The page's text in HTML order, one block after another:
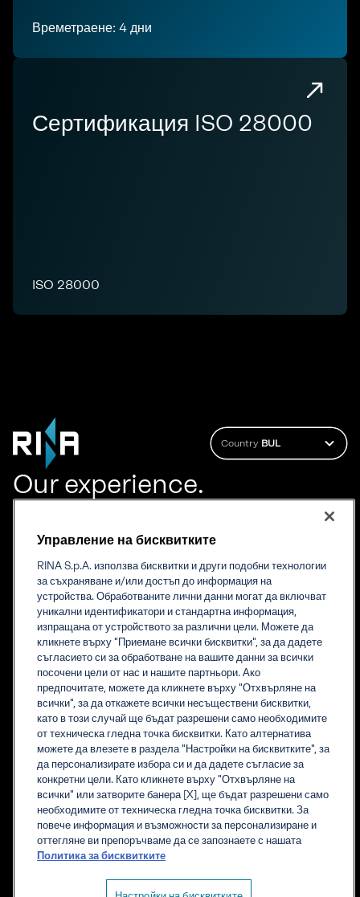
Времетраене: 4 дни
Сертификация ISO 28000
ISO 28000
Country BUL
Our experience.
RINA е основана на знания компания, която предоставя
и дигитални услуги в цял свят.
Дейност
Сертификация
Енергетика
Промишленост
Морска индустрия
Недвижими имоти
Транспорт и
инфраструктура
За нас
Накратко
Станете част от нашия екип
Съответствие
Контакти
Многообразие и
приобщаване
ESG и устойчивост
ESG в RINA: Градивно
Ценности
Разобличаване
Ресурси
RINA Акредитации
Компания
Поверителност
Управление на бисквитките
RINA S.p.A. използва бисквитки и други подобни технологии
за съхраняване и/или достъп до информация на
устройства. Обработваните лични данни могат да включват
уникални идентификатори и стандартна информация,
изпращана от устройството за различни цели. Можете да
кликнете върху "Приемане всички бисквитки", за да дадете
съгласието си за обработване на вашите данни за всички
посочени цели от нас и нашите партньори. Ако
предпочитате, можете да кликнете върху "Отхвърляне на
всички", за да откажете всички несъществени бисквитки,
като в този случай ще бъдат разрешени само необходимите
от техническа гледна точка бисквитки. Като алтернатива
можете да влезете в раздела "Настройки на бисквитките", за
да персонализирате избора си и да дадете съгласие за
конкретни цели. Като кликнете върху "Отхвърляне на
всички" или затворите банера [X], ще бъдат разрешени само
необходимите от техническа гледна точка бисквитки. За
повече информация и възможности за персонализиране и
оттегляне ви препоръчваме да се запознаете с нашата
Политика за бисквитките